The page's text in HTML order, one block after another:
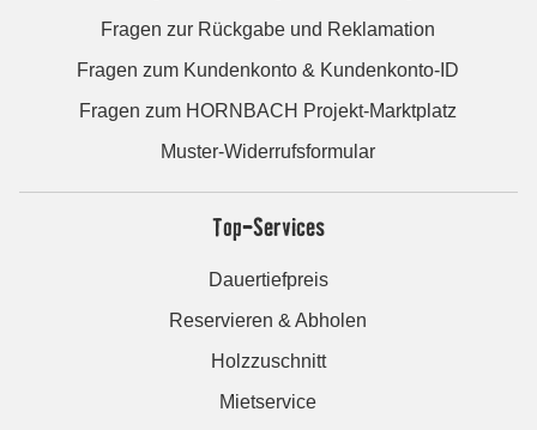
Fragen zur Rückgabe und Reklamation
Fragen zum Kundenkonto & Kundenkonto-ID
Fragen zum HORNBACH Projekt-Marktplatz
Muster-Widerrufsformular
Top-Services
Dauertiefpreis
Reservieren & Abholen
Holzzuschnitt
Mietservice